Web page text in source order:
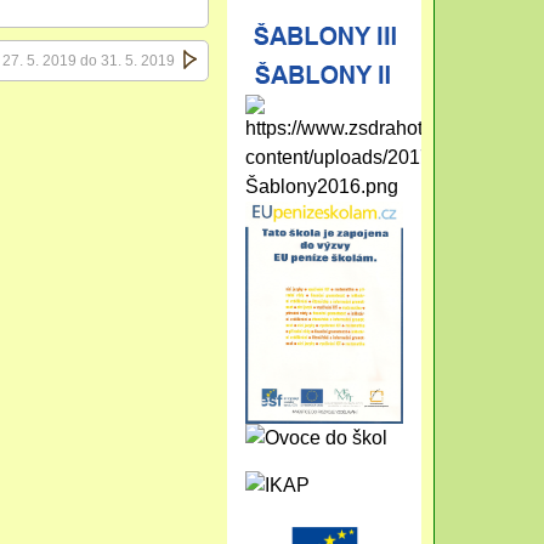
5. 2019 do 31. 5. 2019